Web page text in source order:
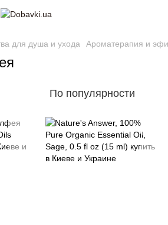
для душа и ухода Ароматерапия и
По популярности